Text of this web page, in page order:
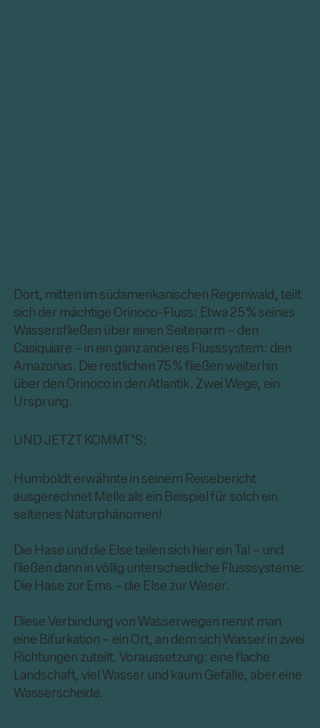
Dort, mitten im südamerikanischen Regenwald, teilt
sich der mächtige Orinoco-Fluss: Etwa 25 % seines
Wassersfließen über einen Seitenarm – den
Casiquiare – in ein ganz anderes Flusssystem: den
Amazonas. Die restlichen 75 % fließen weiterhin
über den Orinoco in den Atlantik. Zwei Wege, ein
Ursprung.
UND JETZT KOMMT’S:
Humboldt erwähnte in seinem Reisebericht
ausgerechnet Melle als ein Beispiel für solch ein
seltenes Naturphänomen!
Die Hase und die Else teilen sich hier ein Tal – und
fließen dann in völlig unterschiedliche Flusssysteme:
Die Hase zur Ems – die Else zur Weser.
Diese Verbindung von Wasserwegen nennt man
eine Bifurkation – ein Ort, an dem sich Wasser in zwei
Richtungen zuteilt. Voraussetzung: eine flache
Landschaft, viel Wasser und kaum Gefälle, aber eine
Wasserscheide.